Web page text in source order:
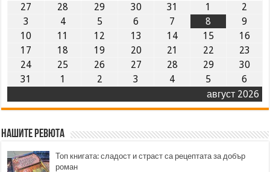
август 2026
27 28 29 30 31 1
2
3
4 5 6 7 8
9
10
11 12 13 14 15
16
17
18 19 20 21 22
23
24
25 26 27 28 29
30
31
1 2 3 4 5 6
Нашите ревюта
Топ книгата: сладост и страст са рецептата за добър
роман